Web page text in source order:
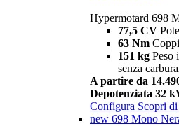
Hypermotard 698
77,5 CV
63 Nm
151 kg Peso
senza
A partire da
Depotenziata 32
Configura Scopri
new 698 Mono